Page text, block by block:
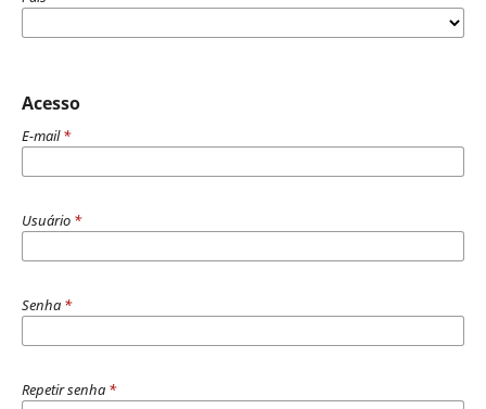
Acesso
E-mail*
Usuário *
Senha *
Repetir senha *